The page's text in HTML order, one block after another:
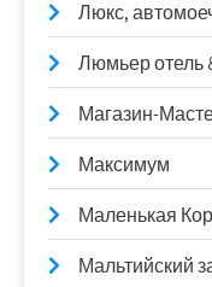
Люкс,
Люмьер отель
Магазин-
Максимум
Маленькая
Мальтийский